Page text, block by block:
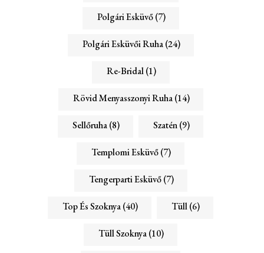
Polgári Esküvő(7)
Polgári Esküvői Ruha(24)
Re-Bridal(1)
Rövid Menyasszonyi Ruha(14)
Sellőruha(8) Szatén(9)
Templomi Esküvő(7)
Tengerparti Esküvő(7)
Top És Szoknya(40) Tüll(6)
Tüll Szoknya(10)